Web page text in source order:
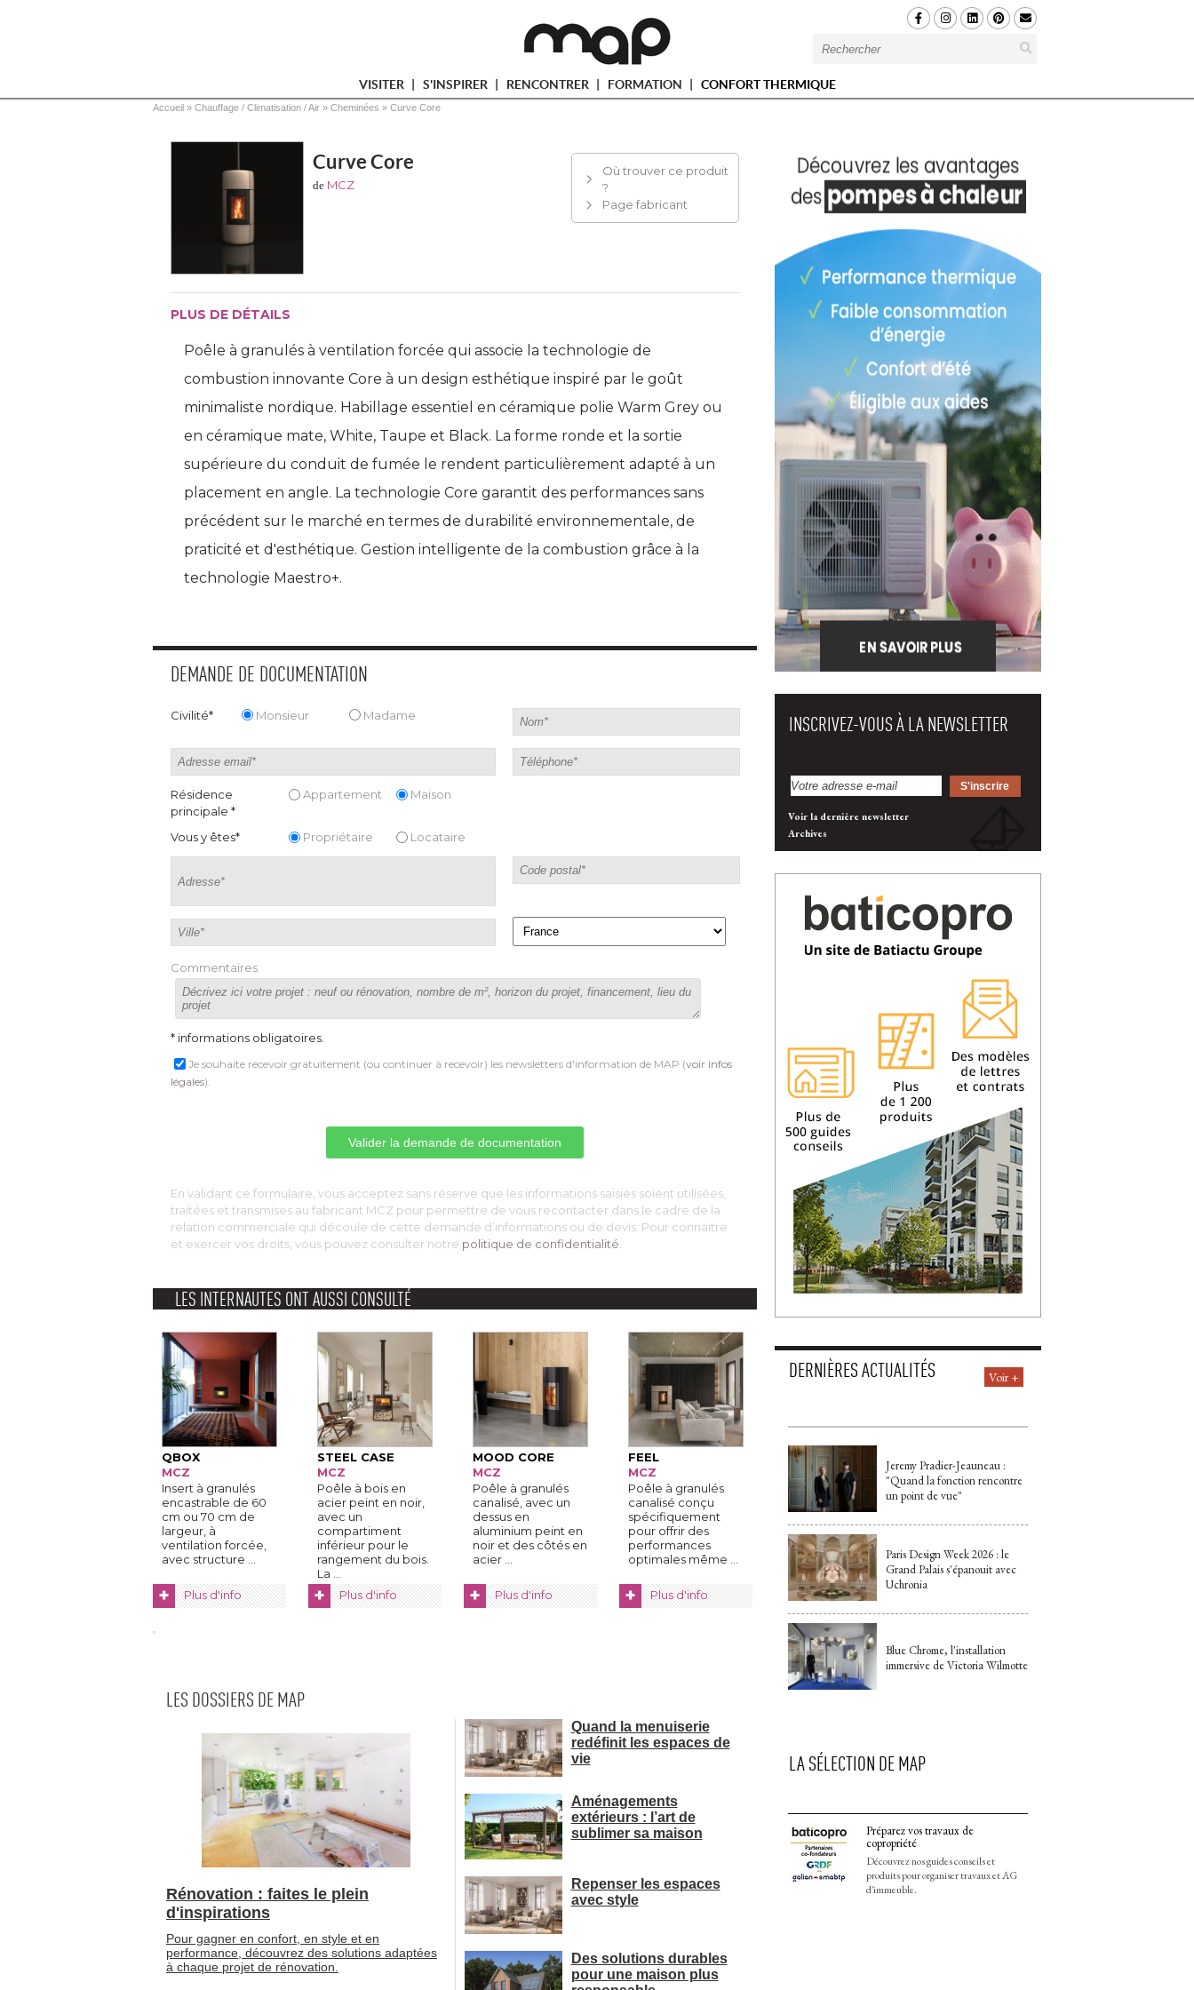
VISITER S'INSPIRER RENCONTRER FORMATION CONFORT THERMIQUE
Vous êtes ici
Accueil » Chauffage / Climatisation / Air » Cheminées » Curve Core
Curve Core
de MCZ
Où trouver ce produit
?
Page fabricant
PLUS DE DÉTAILS
Poêle à granulés à ventilation forcée qui associe la technologie de
combustion innovante Core à un design esthétique inspiré par le goût
minimaliste nordique. Habillage essentiel en céramique polie Warm Grey ou
en céramique mate, White, Taupe et Black. La forme ronde et la sortie
supérieure du conduit de fumée le rendent particulièrement adapté à un
placement en angle. La technologie Core garantit des performances sans
précédent sur le marché en termes de durabilité environnementale, de
praticité et d'esthétique. Gestion intelligente de la combustion grâce à la
technologie Maestro+.
DEMANDE DE DOCUMENTATION
Civilité* Monsieur Madame
Résidence
principale *
Appartement Maison
Vous y êtes* Propriétaire Locataire
Commentaires
* informations obligatoires.
Je souhaite recevoir gratuitement (ou continuer à recevoir) les newsletters d'information de MAP (voir infos
légales).
En validant ce formulaire, vous acceptez sans réserve que les informations saisies soient utilisées,
traitées et transmises au fabricant MCZ pour permettre de vous recontacter dans le cadre de la
relation commerciale qui découle de cette demande d’informations ou de devis. Pour connaitre
et exercer vos droits, vous pouvez consulter notre politique de confidentialité
LES INTERNAUTES ONT AUSSI CONSULTÉ
QBOX
MCZ
Insert à granulés
encastrable de 60
cm ou 70 cm de
largeur, à
ventilation forcée,
avec structure ...
+ Plus d'info
STEEL CASE
MCZ
Poêle à bois en
acier peint en noir,
avec un
compartiment
inférieur pour le
rangement du bois.
La ...
+ Plus d'info
MOOD CORE
MCZ
Poêle à granulés
canalisé, avec un
dessus en
aluminium peint en
noir et des côtés en
acier ...
+ Plus d'info
FEEL
MCZ
Poêle à granulés
canalisé conçu
spécifiquement
pour offrir des
performances
optimales même ...
+ Plus d'info
LES DOSSIERS DE MAP
Rénovation : faites le plein
d'inspirations
Pour gagner en confort, en style et en
performance, découvrez des solutions adaptées
à chaque projet de rénovation.
Quand la menuiserie
redéfinit les espaces de
vie
Aménagements
extérieurs : l’art de
sublimer sa maison
Repenser les espaces
avec style
Des solutions durables
pour une maison plus
INSCRIVEZ-VOUS À LA NEWSLETTER
Voir la dernière newsletter
Archives
DERNIÈRES ACTUALITÉS Voir +
Jeremy Pradier-Jeauneau :
"Quand la fonction rencontre
un point de vue"
Paris Design Week 2026 : le
Grand Palais s'épanouit avec
Uchronia
Blue Chrome, l'installation
immersive de Victoria Wilmotte
LA SÉLECTION DE MAP
Préparez vos travaux de
copropriété
Découvrez nos guides conseils et
produits pour organiser travaux et AG
d'immeuble.